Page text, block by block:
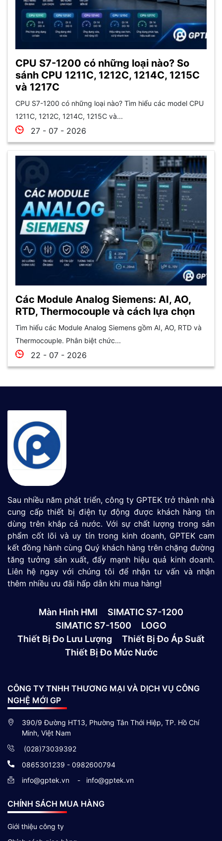
CPU S7-1200 có những loại nào? So
sánh CPU 1211C, 1212C, 1214C, 1215C
và 1217C
CPU S7-1200 có những loại nào? Tìm hiểu các model CPU
1211C, 1212C, 1214C, 1215C và...
27 - 07 - 2026
Các Module Analog Siemens: AI, AO,
RTD, Thermocouple và cách lựa chọn
Tìm hiểu các Module Analog Siemens gồm AI, AO, RTD và
Thermocouple. Phân biệt chức...
22 - 07 - 2026
Sau nhiều năm phát triển, công ty GPTEK trở thành nhà
cung cấp thiết bị điện tự động được khách hàng tin
dùng trên khắp cả nước. Với sự chất lượng trong sản
phẩm cốt lõi và uy tín trong kinh doanh, GPTEK cam
kết đồng hành cùng Quý khách hàng trên chặng đường
tăng tưởng sản xuất, đẩy mạnh hiệu quả kinh doanh.
Liên hệ ngay với chúng tôi để nhận tư vấn và nhận
thêm nhiều ưu đãi hấp dẫn khi mua hàng!
Màn Hình HMI
SIMATIC S7-1200
SIMATIC S7-1500
LOGO
Thiết Bị Đo Lưu Lượng
Thiết Bị Đo Áp Suất
Thiết Bị Đo Mức Nước
CÔNG TY TNHH THƯƠNG MẠI VÀ DỊCH VỤ CÔNG
NGHỆ MỚI GP
390/9 Đường HT13, Phường Tân Thới Hiệp, TP. Hồ Chí
Minh, Việt Nam
(028)73039392
0865301239 - 0982600794
info@gptek.vn
- info@gptek.vn
CHÍNH SÁCH MUA HÀNG
Giới thiệu công ty